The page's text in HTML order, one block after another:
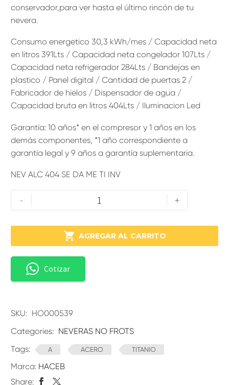
conservador,para ver hasta el último rincón de tu
nevera.
Consumo energetico 30,3 kWh/mes / Capacidad neta
en litros 391Lts / Capacidad neta congelador 107Lts /
Capacidad neta refrigerador 284Lts / Bandejas en
plastico / Panel digital / Cantidad de puertas 2 /
Fabricador de hielos / Dispensador de agua /
Capacidad bruta en litros 404Lts / Iluminacion Led
Garantía: 10 años* en el compresor y 1 años en los
demás componentes, *1 año correspondiente a
garantía legal y 9 años a garantía suplementaria.
NEV ALC 404 SE DA ME TI INV
- +
 AGREGAR AL CARRITO
Cotizar
SKU: HO000539
Categories: NEVERAS NO FROTS
Tags:
A ACERO TITANIO
Marca: HACEB
Share: